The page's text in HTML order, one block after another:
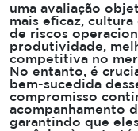
uma avaliação
mais eficaz,
de riscos
produtividade,
competitiva no
No entanto, é
bem-sucedida
compromisso
acompanhamento
garantindo que